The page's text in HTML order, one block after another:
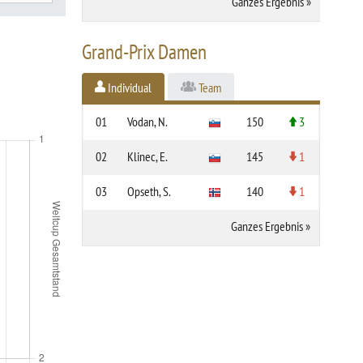
Grand-Prix Damen
Individual Team
01 Vodan, N. 150 3
02 Klinec, E. 145 1
03 Opseth, S. 140 1
Ganzes Ergebnis»